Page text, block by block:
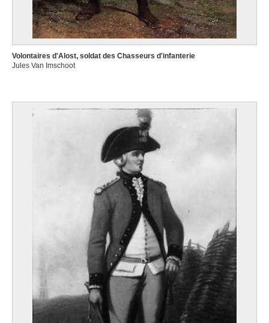
Volontaires d'Alost, soldat des Chasseurs d'infanterie
Jules Van Imschoot